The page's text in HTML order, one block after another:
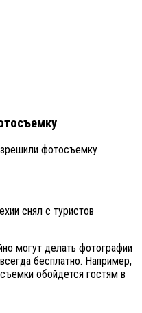
фотосъемку
снял с туристов
могут делать фотографии
бесплатно. Например,
обойдется гостям в